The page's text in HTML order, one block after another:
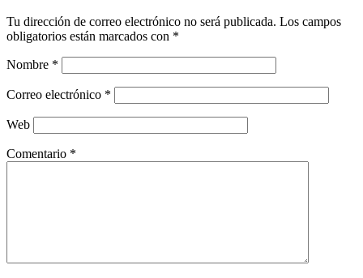
Tu dirección de correo electrónico no será publicada. Los campos
obligatorios están marcados con *
Nombre *
Correo electrónico *
Web
Comentario *